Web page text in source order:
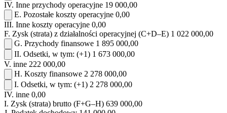
IV. Inne przychody operacyjne 19 000,00
E. Pozostałe koszty operacyjne 0,00
III. Inne koszty operacyjne 0,00
F. Zysk (strata) z działalności operacyjnej (C+D–E) 1 022 000,00
G. Przychody finansowe 1 895 000,00
II. Odsetki, w tym: (+1) 1 673 000,00
V. inne 222 000,00
H. Koszty finansowe 2 278 000,00
I. Odsetki, w tym: (+1) 2 278 000,00
IV. inne 0,00
I. Zysk (strata) brutto (F+G–H) 639 000,00